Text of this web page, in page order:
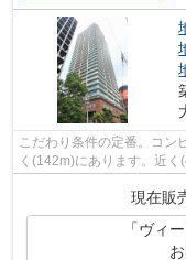
こだわり条件の定番。コン
く(142m)にあります。近く
すよ。スーパーが近いので
現在販
「ヴィ